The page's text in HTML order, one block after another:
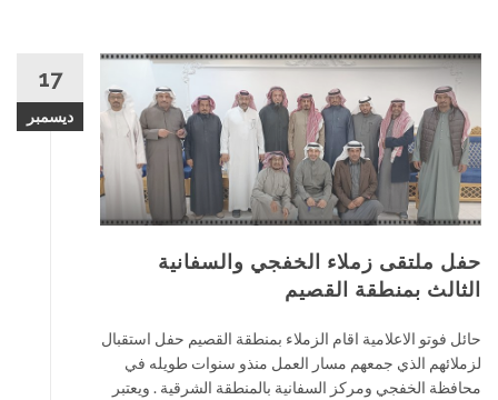
17
ديسمبر
حفل ملتقى زملاء الخفجي والسفانية
الثالث بمنطقة القصيم
حائل فوتو الاعلامية اقام الزملاء بمنطقة القصيم حفل استقبال
لزملائهم الذي جمعهم مسار العمل منذو سنوات طويله في
محافظة الخفجي ومركز السفانية بالمنطقة الشرقية . ويعتبر